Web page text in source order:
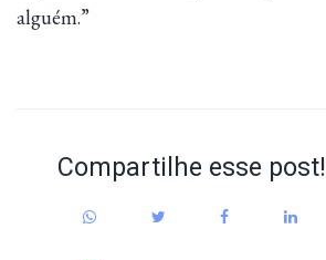
alguém.”
Compartilhe esse post!